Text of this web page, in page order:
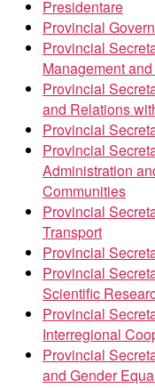
Presidentare
Provincial
Provincial
Management
Provincial
and Relations
Provincial
Provincial
Administration
Communities
Provincial
Transport
Provincial
Provincial
Scientific
Provincial
Interregional
Provincial
and Gender